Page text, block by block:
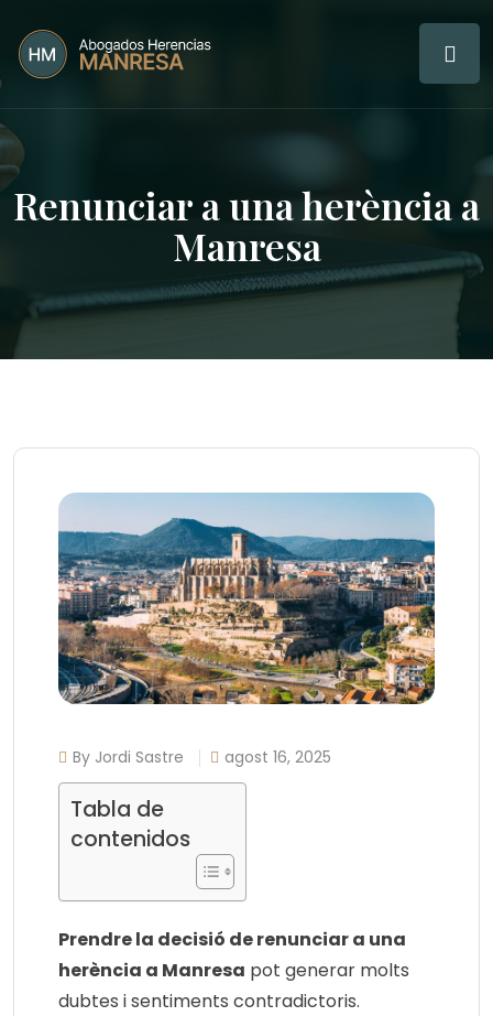
Renunciar a una herència a
Manresa
By Jordi Sastre agost 16, 2025
Tabla de
contenidos
Prendre la decisió de renunciar a una
herència a Manresa pot generar molts
dubtes i sentiments contradictoris.